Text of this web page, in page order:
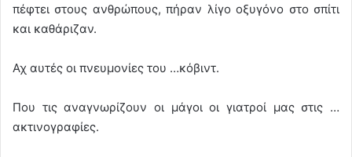
πέφτει στους ανθρώπους, πήραν λίγο οξυγόνο στο σπίτι
και καθάριζαν.
Αχ αυτές οι πνευμονίες του …κόβιντ.
Που τις αναγνωρίζουν οι μάγοι οι γιατροί μας στις …
ακτινογραφίες.